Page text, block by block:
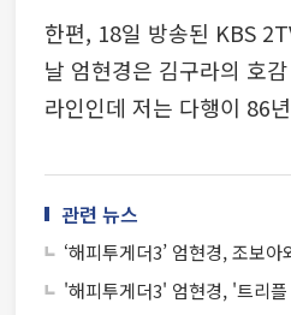
한편, 18일 방송된 KBS
날 엄현경은 김구라의 호
라인인데 저는 다행이 86
관련 뉴스
‘해피투게더3’ 엄현경, 조보
'해피투게더3' 엄현경, '트리